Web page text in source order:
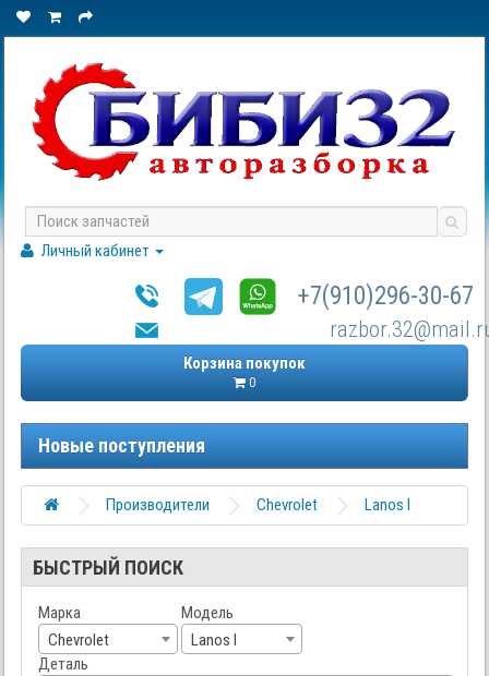
Личный кабинет
+7(910)296-30-67
Корзина покупок
0
Новые поступления
Производители Chevrolet Lanos I
БЫСТРЫЙ ПОИСК
Марка
Chevrolet
Модель
Lanos I
Деталь